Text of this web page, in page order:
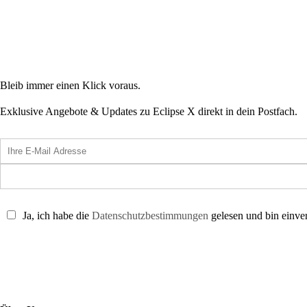
Bleib immer einen Klick voraus.
Exklusive Angebote & Updates zu Eclipse X direkt in dein Postfach.
Ja, ich habe die Datenschutzbestimmungen gelesen und bin